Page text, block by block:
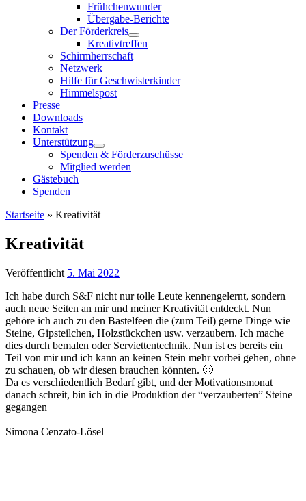
Frühchenwunder
Übergabe-Berichte
Der Förderkreis
Kreativtreffen
Schirmherrschaft
Netzwerk
Hilfe für Geschwisterkinder
Himmelspost
Presse
Downloads
Kontakt
Unterstützung
Spenden & Förderzuschüsse
Mitglied werden
Gästebuch
Spenden
Startseite » Kreativität
Kreativität
Veröffentlicht 5. Mai 2022
Ich habe durch S&F nicht nur tolle Leute kennengelernt, sondern
auch neue Seiten an mir und meiner Kreativität entdeckt. Nun
gehöre ich auch zu den Bastelfeen die (zum Teil) gerne Dinge wie
Steine, Gipsteilchen, Holzstückchen usw. verzaubern. Ich mache
dies durch bemalen oder Serviettentechnik. Nun ist es bereits ein
Teil von mir und ich kann an keinen Stein mehr vorbei gehen, ohne
zu schauen, ob wir diesen brauchen könnten. 🙂
Da es verschiedentlich Bedarf gibt, und der Motivationsmonat
danach schreit, bin ich in die Produktion der “verzauberten” Steine
gegangen
Simona Cenzato-Lösel